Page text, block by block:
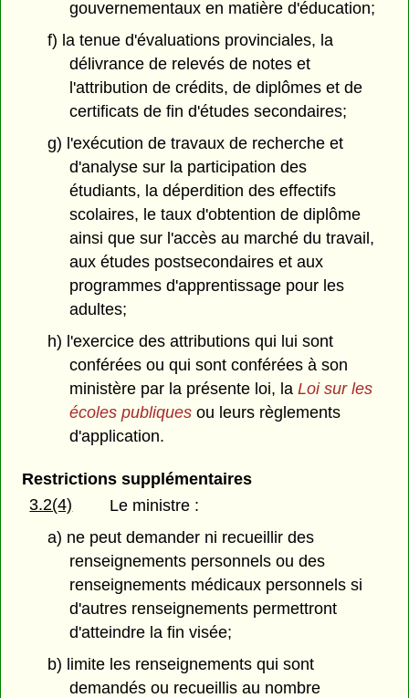
gouvernementaux en matière d'éducation;
f) la tenue d'évaluations provinciales, la
délivrance de relevés de notes et
l'attribution de crédits, de diplômes et de
certificats de fin d'études secondaires;
g) l'exécution de travaux de recherche et
d'analyse sur la participation des
étudiants, la déperdition des effectifs
scolaires, le taux d'obtention de diplôme
ainsi que sur l'accès au marché du travail,
aux études postsecondaires et aux
programmes d'apprentissage pour les
adultes;
h) l'exercice des attributions qui lui sont
conférées ou qui sont conférées à son
ministère par la présente loi, laLoi sur les
écoles publiquesou leurs règlements
d'application.
Restrictions supplémentaires
3.2(4)
Le ministre :
a) ne peut demander ni recueillir des
renseignements personnels ou des
renseignements médicaux personnels si
d'autres renseignements permettront
d'atteindre la fin visée;
b) limite les renseignements qui sont
demandés ou recueillis au nombre